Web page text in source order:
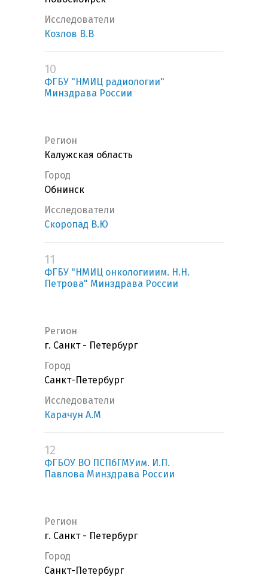
Исследователи
Козлов В.В
10
ФГБУ "НМИЦ радиологии"
Минздрава России
Регион
Калужская область
Город
Обнинск
Исследователи
Скоропад В.Ю
11
ФГБУ "НМИЦ онкологииим. Н.Н.
Петрова" Минздрава России
Регион
г. Санкт - Петербург
Город
Санкт-Петербург
Исследователи
Карачун А.М
12
ФГБОУ ВО ПСПбГМУим. И.П.
Павлова Минздрава России
Регион
г. Санкт - Петербург
Город
Санкт-Петербург